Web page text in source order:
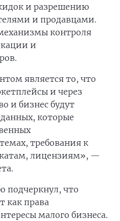
и разрешению
и продавцами.
контроля
и
является то, что
и через
и бизнес будут
которые
требования к
лицензиям», —
подчеркнул, что
как права
малого бизнеса.